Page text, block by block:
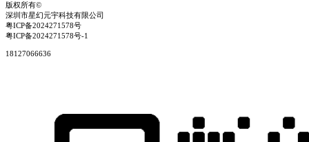
版权所有©
深圳市星幻元宇科技有限公司
粤ICP备2024271578号
粤ICP备2024271578号-1
18127066636